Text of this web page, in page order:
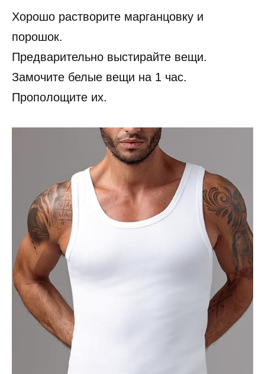
Хорошо растворите марганцовку и
порошок.
Предварительно выстирайте вещи.
Замочите белые вещи на 1 час.
Прополощите их.